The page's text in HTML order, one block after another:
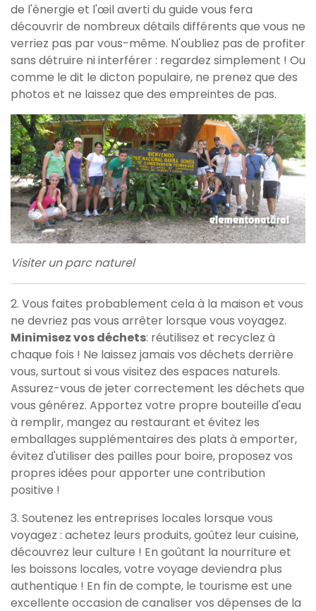
de l'énergie et l'œil averti du guide vous fera
découvrir de nombreux détails différents que vous ne
verriez pas par vous-même. N'oubliez pas de profiter
sans détruire ni interférer : regardez simplement ! Ou
comme le dit le dicton populaire, ne prenez que des
photos et ne laissez que des empreintes de pas.
Visiter un parc naturel
2. Vous faites probablement cela à la maison et vous
ne devriez pas vous arrêter lorsque vous voyagez.
Minimisez vos déchets: réutilisez et recyclez à
chaque fois ! Ne laissez jamais vos déchets derrière
vous, surtout si vous visitez des espaces naturels.
Assurez-vous de jeter correctement les déchets que
vous générez. Apportez votre propre bouteille d'eau
à remplir, mangez au restaurant et évitez les
emballages supplémentaires des plats à emporter,
évitez d'utiliser des pailles pour boire, proposez vos
propres idées pour apporter une contribution
positive !
3. Soutenez les entreprises locales lorsque vous
voyagez : achetez leurs produits, goûtez leur cuisine,
découvrez leur culture ! En goûtant la nourriture et
les boissons locales, votre voyage deviendra plus
authentique ! En fin de compte, le tourisme est une
excellente occasion de canaliser vos dépenses de la